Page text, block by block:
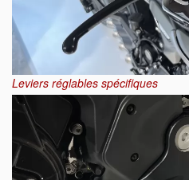
Leviers réglables spécifiques